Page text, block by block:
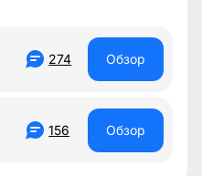
274 Обзор
156 Обзор